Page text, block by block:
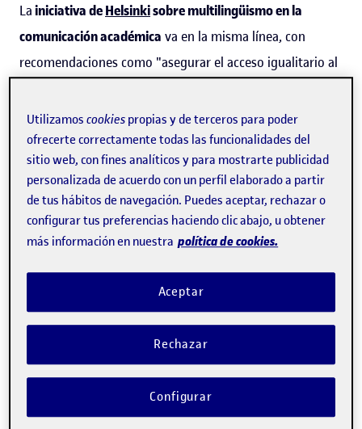
Lainiciativa deHelsinkisobre multilingüismo en la
comunicación académica va en la misma línea, con
recomendaciones como "asegurar el acceso igualitario al
¿Constituyen estos movimientos un giro en el uso de las
lenguas locales o autóctonas en la investigación? "No
creo que haya habido un cambio de tendencia —
contesta López-Borrull—, sino que lo que se busca es
incluir las otras lenguas en el paquete de la ciencia: que
no pierdan el impacto y no pasen a ser una literatura
gris, no encontrable, no consultable". Para el
investigador de la UOC, se trata de una "simbiosis entre
multilingüismo y ciencia abierta en favor de una mejor
ciencia, que incorpore o que no se deje nadie en el
Utilizamoscookies propias y de terceros para poder
ofrecerte correctamente todas las funcionalidades del
sitio web, con fines analíticos y para mostrarte publicidad
personalizada de acuerdo con un perfil elaborado a partir
de tus hábitos de navegación. Puedes aceptar, rechazar o
configurar tus preferencias haciendo clic abajo, u obtener
más información en nuestra política de cookies.
Rechazar
Aceptar
Configurar